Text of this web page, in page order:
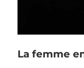
La femme